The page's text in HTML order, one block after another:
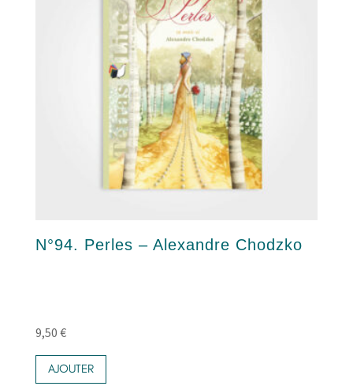
N°94. Perles – Alexandre Chodzko
9,50 €
AJOUTER